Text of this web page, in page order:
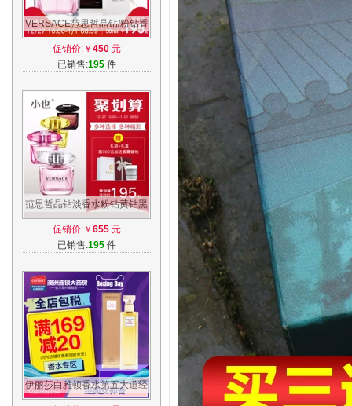
VERSACE范思哲晶钻/粉钻香
恋水晶女士淡香水30/50/90ml
自然持久
促销价:￥ 450元
已销售:195件
范思哲晶钻淡香水粉钻黄钻黑
钻明亮水晶女士持久学生自然
清新正品
促销价:￥ 655元
已销售:195件
伊丽莎白雅顿香水第五大道经
典花香调女香水125ml进口